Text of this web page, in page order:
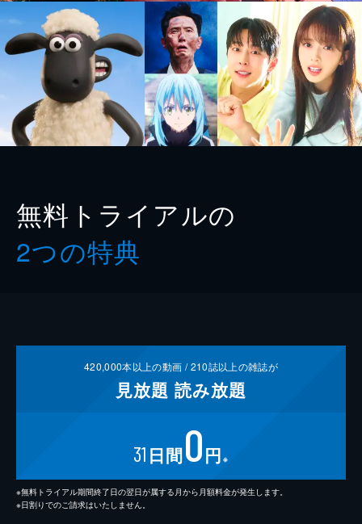
無料トライアルの
2つの特典
420,000本以上の動画 /210誌以上の雑誌が
見放題 読み放題
31 日間0円 ※
※無料トライアル期間終了日の翌日が属する月から月額料金が発生します。
※日割りでのご請求はいたしません。